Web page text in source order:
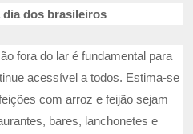
dia dos brasileiros
fora do lar é fundamental para
acessível a todos. Estima-se
com arroz e feijão sejam
bares, lanchonetes e